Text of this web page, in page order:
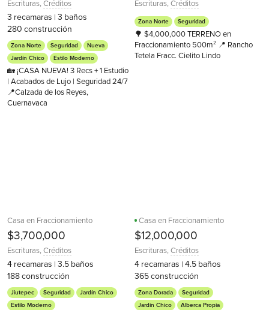
Escrituras,Créditos
3 recamaras | 3 baños
280 construcción
Zona Norte Seguridad
Nueva
Jardín Chico
Estilo Moderno
🏡 ¡CASA NUEVA! 3 Recs + 1 Estudio
| Acabados de Lujo | Seguridad 24/7
📍Calzada de los Reyes,
Cuernavaca
Escrituras,Créditos
Zona Norte Seguridad
🌳 $4,000,000 TERRENO en
Fraccionamiento 500m² 📍 Rancho
Tetela Fracc. Cielito Lindo
Casa en Fraccionamiento
$3,700,000
Escrituras,Créditos
4 recamaras | 3.5 baños
188construcción
Jiutepec Seguridad
Jardín Chico
Estilo Moderno
Casa en Fraccionamiento
$12,000,000
Escrituras,Créditos
4 recamaras | 4.5 baños
365construcción
Zona Dorada
Seguridad
Jardín Chico
Alberca Propia